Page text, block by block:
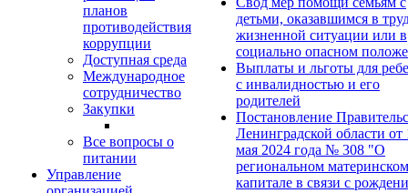
планов
противодействия
коррупции
Доступная среда
Международное
сотрудничество
Закупки
Все вопросы о
питании
Управление
детьми, оказавшимся в
жизненной ситуации или в
социально опасном
Выплаты и льготы для
с инвалидностью и его
родителей
Постановление
Ленинградской области от
мая 2024 года № 308 "О
региональном материнском
капитале в связи с